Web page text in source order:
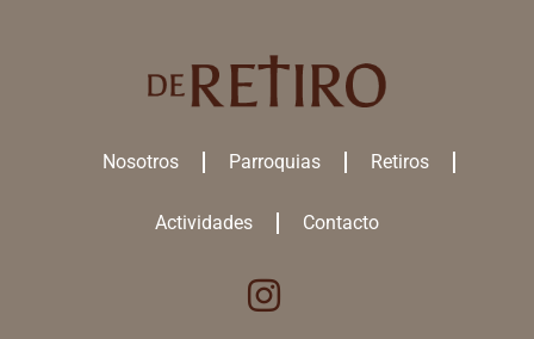
Nosotros Parroquias Retiros
Actividades Contacto